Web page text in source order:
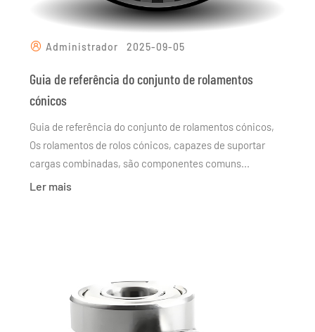
Administrador 2025-09-05
Guia de referência do conjunto de rolamentos
cónicos
Guia de referência do conjunto de rolamentos cónicos,
Os rolamentos de rolos cónicos, capazes de suportar
cargas combinadas, são componentes comuns...
Ler mais